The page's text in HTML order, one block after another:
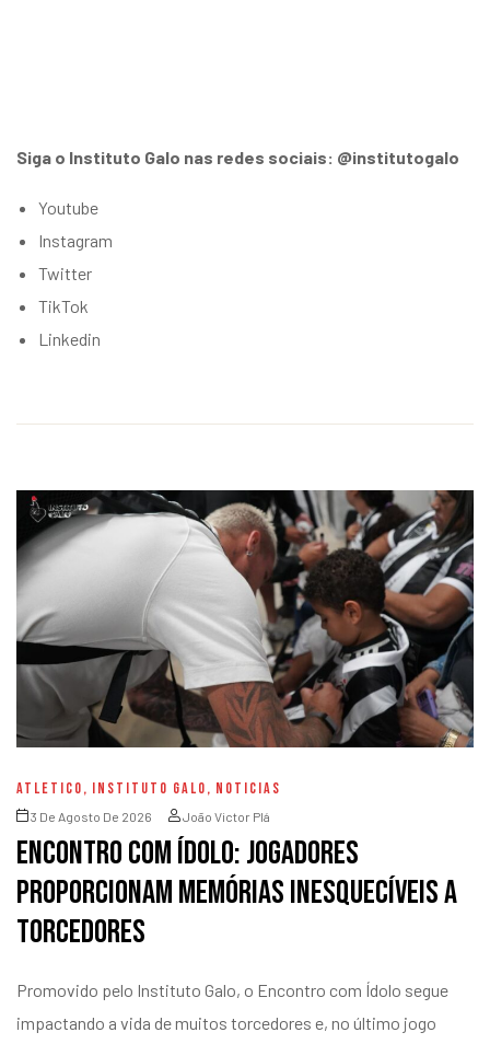
Siga o Instituto Galo nas redes sociais: @institutogalo
Youtube
Instagram
Twitter
TikTok
Linkedin
ATLETICO, INSTITUTO GALO, NOTICIAS
3 De Agosto De 2026 João Victor Plá
Encontro com Ídolo: jogadores
proporcionam memórias inesquecíveis a
torcedores
Promovido pelo Instituto Galo, o Encontro com Ídolo segue
impactando a vida de muitos torcedores e, no último jogo